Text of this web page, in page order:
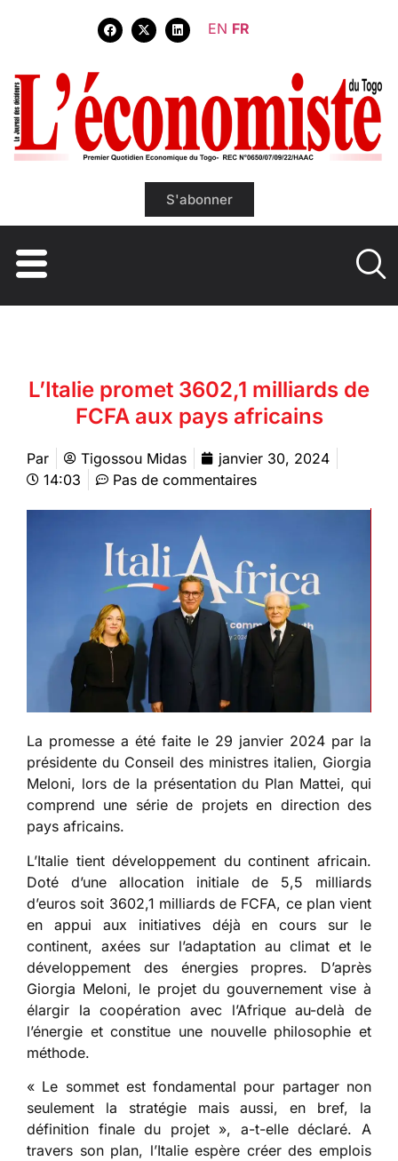
EN FR
S'abonner
L’Italie promet 3602,1 milliards de
FCFA aux pays africains
Par Tigossou Midas
janvier 30, 2024
14:03
Pas de commentaires
La promesse a été faite le 29 janvier 2024 par la
présidente du Conseil des ministres italien, Giorgia
Meloni, lors de la présentation du Plan Mattei, qui
comprend une série de projets en direction des
pays africains.
L’Italie tient développement du continent africain.
Doté d’une allocation initiale de 5,5 milliards
d’euros soit 3602,1 milliards de FCFA, ce plan vient
en appui aux initiatives déjà en cours sur le
continent, axées sur l’adaptation au climat et le
développement des énergies propres. D’après
Giorgia Meloni, le projet du gouvernement vise à
élargir la coopération avec l’Afrique au-delà de
l’énergie et constitue une nouvelle philosophie et
méthode.
« Le sommet est fondamental pour partager non
seulement la stratégie mais aussi, en bref, la
définition finale du projet », a-t-elle déclaré. A
travers son plan, l’Italie espère créer des emplois